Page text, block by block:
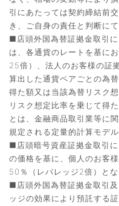
引にあたっては契約締結前
き、ご自身の責任と判断に
■店頭外国為替証拠金取引
は、各通貨のレートを基に
25倍）、法人のお客様の証
算出した通貨ペアごとの為
得た額又は当該為替リスク
リスク想定比率を乗じて得
とは、金融商品取引業等に
規定される定量的計算モデ
■店頭暗号資産証拠金取引
の価格を基に、個人のお客
50％（レバレッジ2倍）とな
■店頭外国為替証拠金取引
ッジの効果により預託する